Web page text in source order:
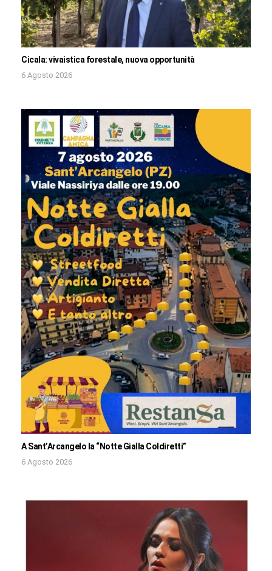
Cicala: vivaistica forestale, nuova opportunità
6 Agosto 2026
A Sant’Arcangelo la “Notte Gialla Coldiretti”
6 Agosto 2026